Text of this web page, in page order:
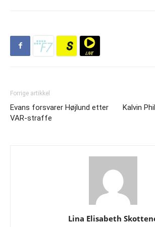
Forrige artikkel
Evans forsvarer Højlund etter
VAR-straffe
Kalvin
Lina Elisabeth